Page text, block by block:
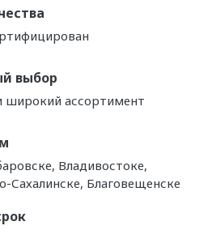
выбор
широкий ассортимент
Владивостоке,
Сахалинске, Благовещенске